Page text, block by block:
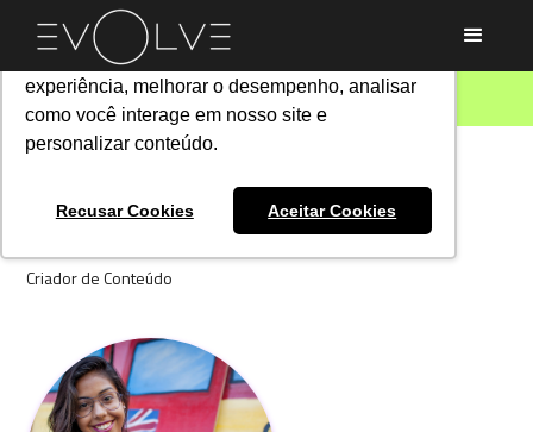
Utilizamos cookies para oferecer melhor
experiência, melhorar o desempenho, analisar
como você interage em nosso site e
personalizar conteúdo.
Recusar Cookies Aceitar Cookies
About
João Silva
Criador de Conteúdo